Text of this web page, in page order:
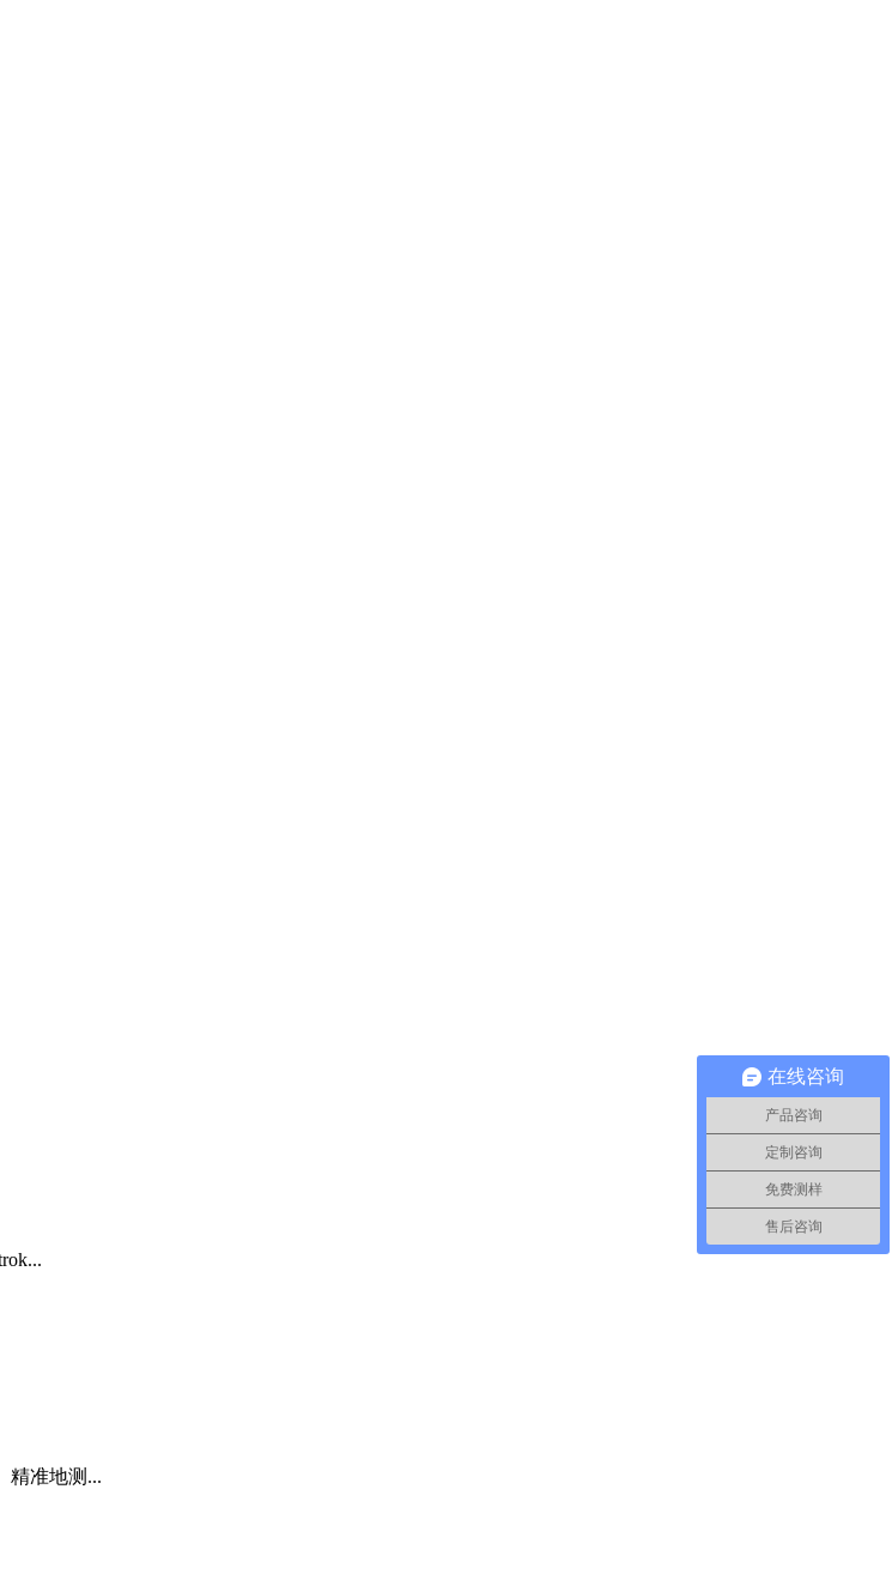
精准地测...
在线咨询
产品咨询
定制咨询
免费测样
售后咨询